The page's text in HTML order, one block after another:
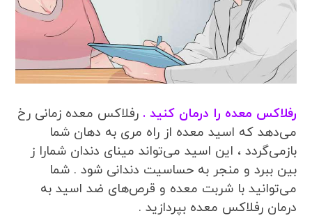
رفلاکس معده را درمان کنید . رفلاکس معده زمانی رخ
می‌دهد که اسید معده از راه مری به دهان شما
بازمی‌گردد ، این اسید می‌تواند مینای دندان شمارا ز
بین ببرد و منجر به حساسیت دندانی شود . شما
می‌توانید با شربت معده و قرص‌های ضد اسید به
درمان رفلاکس معده بپردازید .